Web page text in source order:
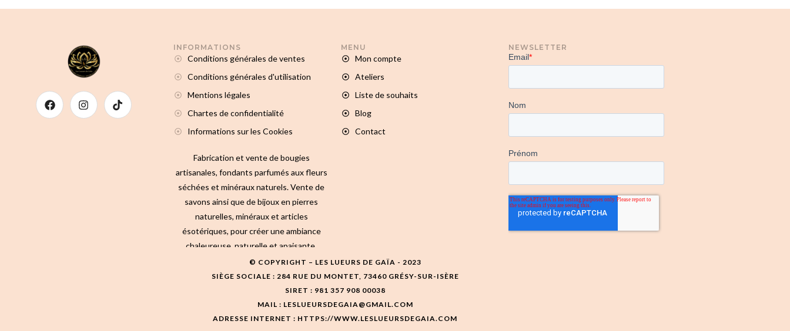
INFORMATIONS
Conditions générales de ventes
Conditions générales d'utilisation
Mentions légales
Chartes de confidentialité
Informations sur les Cookies
Fabrication et vente de bougies
artisanales, fondants parfumés aux fleurs
séchées et minéraux naturels. Vente de
savons ainsi que de bijoux en pierres
naturelles, minéraux et articles
ésotériques, pour créer une ambiance
chaleureuse, naturelle et apaisante.
MENU
Mon compte
Ateliers
Liste de souhaits
Blog
Contact
NEWSLETTER
© COPYRIGHT – LES LUEURS DE GAÏA - 2023
SIÈGE SOCIALE : 284 RUE DU MONTET, 73460 GRÉSY-SUR-ISÈRE
SIRET : 981 357 908 00038
MAIL : LESLUEURSDEGAIA@GMAIL.COM
ADRESSE INTERNET : HTTPS://WWW.LESLUEURSDEGAIA.COM